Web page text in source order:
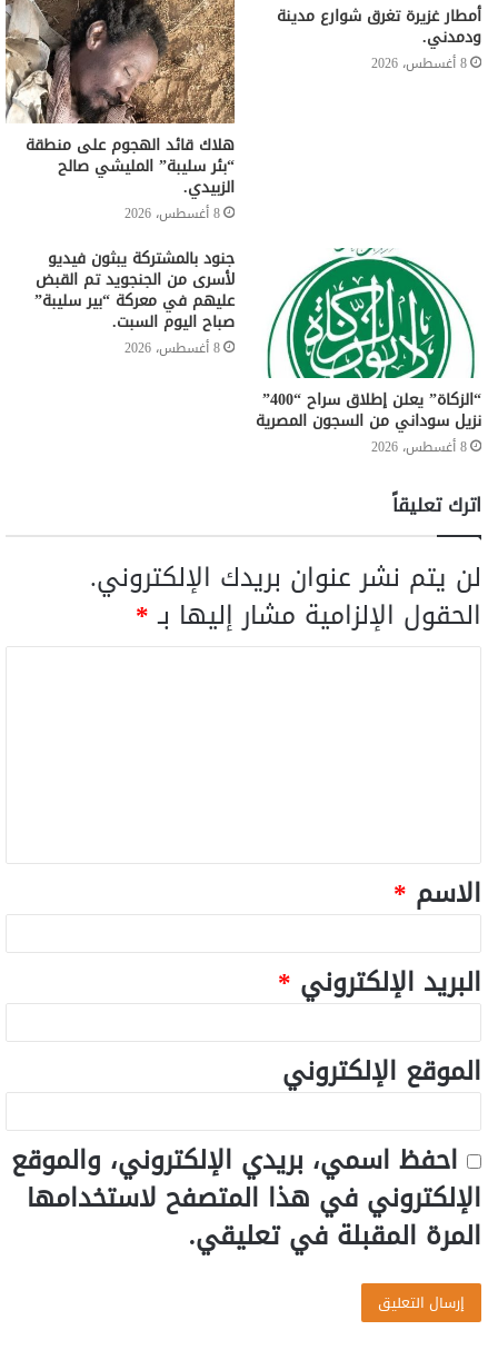
أمطار غزيرة تغرق شوارع مدينة
ودمدني.
8 أغسطس، 2026
هلاك قائد الهجوم على منطقة
“بئر سليبة” المليشي صالح
الزبيدي.
8 أغسطس، 2026
“الزكاة” يعلن إطلاق سراح “400”
نزيل سوداني من السجون المصرية
8 أغسطس، 2026
جنود بالمشتركة يبثون فيديو
لأسرى من الجنجويد تم القبض
عليهم في معركة “بير سليبة”
صباح اليوم السبت.
8 أغسطس، 2026
اترك تعليقاً
لن يتم نشر عنوان بريدك الإلكتروني.
الحقول الإلزامية مشار إليها بـ*
الاسم *
البريد الإلكتروني *
الموقع الإلكتروني
احفظ اسمي، بريدي الإلكتروني، والموقع
الإلكتروني في هذا المتصفح لاستخدامها
المرة المقبلة في تعليقي.